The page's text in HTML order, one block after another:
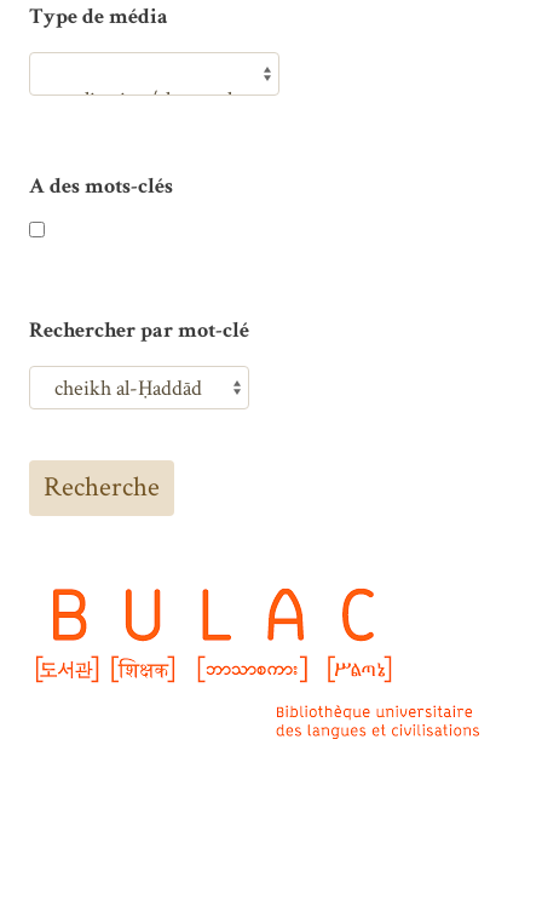
Type de média
A des mots-clés
Rechercher par mot-clé